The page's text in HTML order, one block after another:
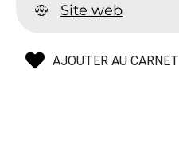
Site web
AJOUTER AU CARNET